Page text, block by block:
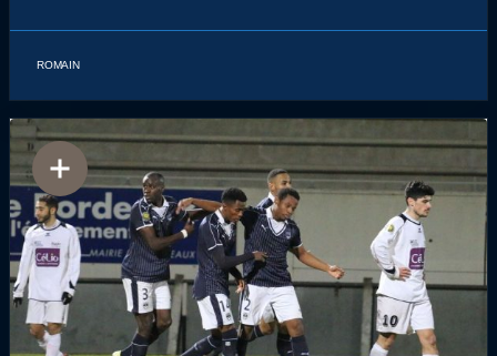
ROMAIN